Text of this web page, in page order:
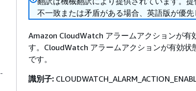
不一致または矛盾がある場合、英語版が優先
Amazon CloudWatch アラームアクションが有
す。CloudWatch アラームアクションが有効状
です。
識別子: